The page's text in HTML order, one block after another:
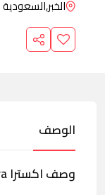
الخبر,السعودية
الوصف
وصف اكسترا extra فرع الخبر- العزيزية